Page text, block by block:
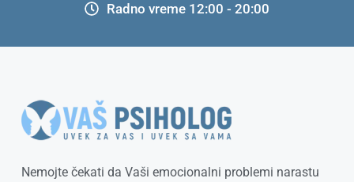
Radno vreme 12:00 - 20:00
Nemojte čekati da Vaši emocionalni problemi narastu